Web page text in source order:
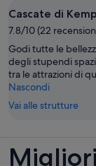
Cascate di
7.8/10 (22
Godi tutte le
degli stupendi
tra le attrazioni di
Nascondi
Vai alle strutture